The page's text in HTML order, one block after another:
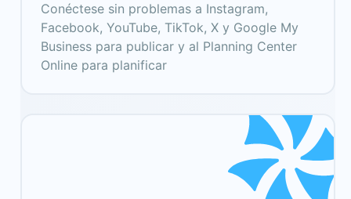
Conéctese sin problemas a Instagram,
Facebook, YouTube, TikTok, X y Google My
Business para publicar y al Planning Center
Online para planificar